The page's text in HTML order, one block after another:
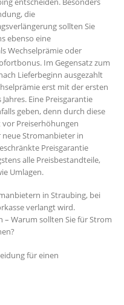
die
sollten Sie
ebenso eine
Wechselprämie oder
Im Gegensatz zum
Lieferbeginn ausgezahlt
erst mit der ersten
Eine Preisgarantie
geben, denn durch diese
Preiserhöhungen
neue Stromanbieter in
Preisgarantie
alle Preisbestandteile,
Umlagen.
in Straubing, bei
verlangt wird.
Warum sollten Sie für Strom
für einen